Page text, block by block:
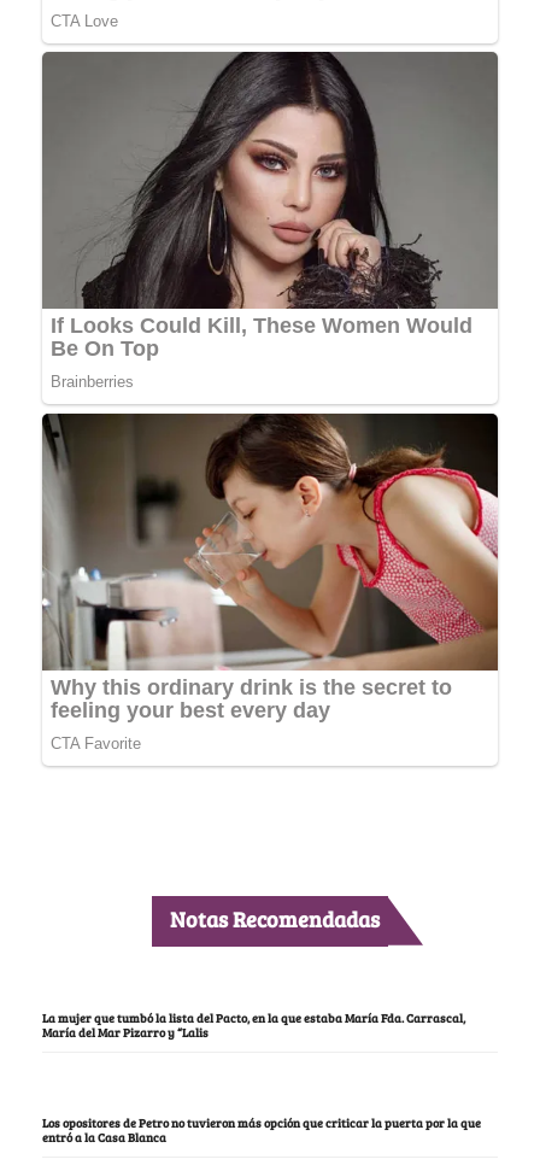
Notas Recomendadas
La mujer que tumbó la lista del Pacto, en la que estaba María Fda. Carrascal,
María del Mar Pizarro y “Lalis
Los opositores de Petro no tuvieron más opción que criticar la puerta por la que
entró a la Casa Blanca